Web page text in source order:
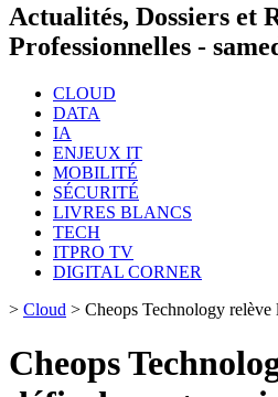
Actualités, Dossiers et
Professionnelles -
CLOUD
DATA
IA
ENJEUX IT
MOBILITÉ
SÉCURITÉ
LIVRES BLANCS
TECH
ITPRO TV
DIGITAL CORNER
> Cloud > Cheops Technology relève
Cheops